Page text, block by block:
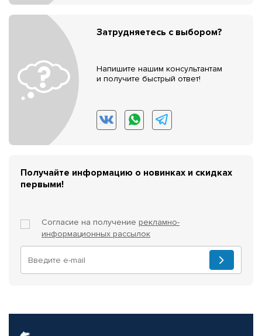
Затрудняетесь с выбором?
Напишите нашим консультантам
и получите быстрый ответ!
Получайте информацию о новинках и скидках
первыми!
Согласие на получение рекламно-
информационных рассылок